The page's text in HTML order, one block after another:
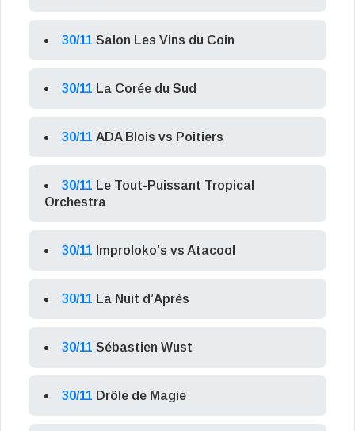
30/11 Salon Les Vins du Coin
30/11 La Corée du Sud
30/11 ADA Blois vs Poitiers
30/11 Le Tout-Puissant Tropical
Orchestra
30/11 Improloko’s vs Atacool
30/11 La Nuit d’Après
30/11 Sébastien Wust
30/11 Drôle de Magie